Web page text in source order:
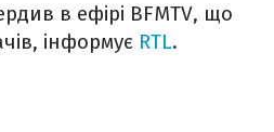
в ефірі BFMTV, що
інформує RTL.